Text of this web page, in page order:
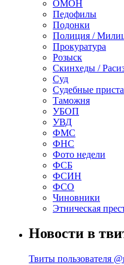
ОМОН
Педофилы
Подонки
Полиция /
Прокуратура
Розыск
Скинхеды /
Суд
Судебные
Таможня
УБОП
УВД
ФМС
ФНС
Фото недели
ФСБ
ФСИН
ФСО
Чиновники
Этническая
Новости в
Твиты пользователя